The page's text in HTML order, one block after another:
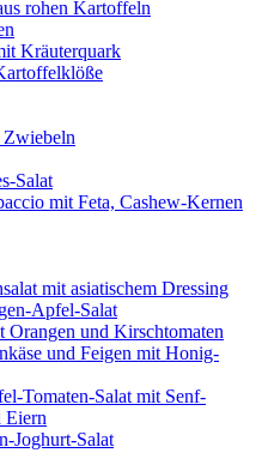
rohen Kartoffeln
Kräuterquark
Zwiebeln
Salat
mit Feta, Cashew-Kernen
mit asiatischem Dressing
Apfel-Salat
Orangen und Kirschtomaten
und Feigen mit Honig-
Tomaten-Salat mit Senf-
Eiern
Joghurt-Salat